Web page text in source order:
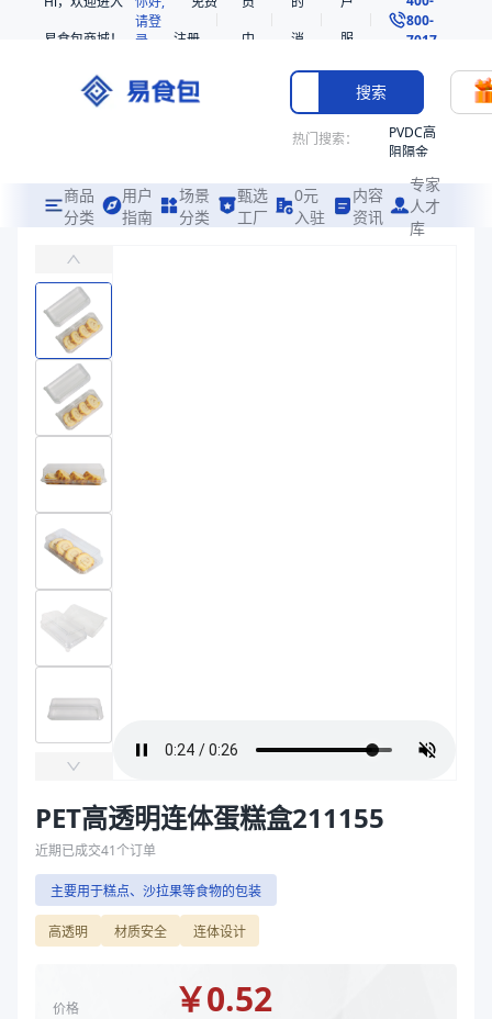
易食包商城！
请登
录
注册
中
消
息
服
务
800-
7017
搜索
热门搜索：
PVDC高
阻隔金
共挤热
收缩袋
商品
分类
用户
指南
场景
分类
甄选
工厂
0元
入驻
内容
资讯
专家
人才
库
主要用于糕点、沙拉果等食物的包装
易食包（EPAK）专注于PET高透明连体蛋糕盒211155包装，提供详尽
产品卖点：高透明、材质安全、连体设计
应用场景：主要用于糕点、沙拉果等食物的包装
价格：￥0.52
商品参数
商品分类
长度（mm）
宽度（mm）
高度（mm）
克重（g）
规格尺寸(长度*宽度*高度，mm)
主要材质
宽度（mm）
105
克重（g）
34
商品图片
PET高透明连体蛋糕盒211155
近期已成交41个订单
主要用于糕点、沙拉果等食物的包装
高透明 材质安全 连体设计
价格
￥0.52